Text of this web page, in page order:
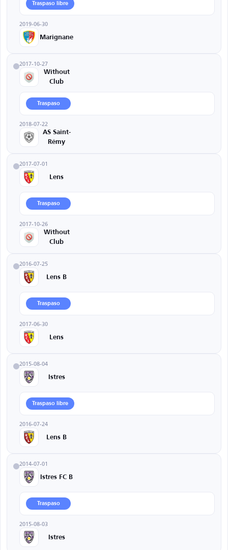
Traspaso libre
2019-06-30
Marignane
2017-10-27
Without
Club
Traspaso
2018-07-22
AS Saint-
Rémy
2017-07-01
Lens
Traspaso
2017-10-26
Without
Club
2016-07-25
Lens B
Traspaso
2017-06-30
Lens
2015-08-04
Istres
Traspaso libre
2016-07-24
Lens B
2014-07-01
Istres FC B
Traspaso
2015-08-03
Istres